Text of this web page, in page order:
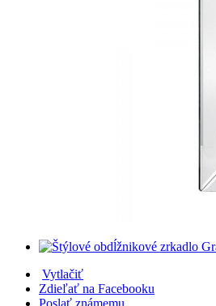
Vytlačiť
Zdieľať na Facebooku
Poslať známemu